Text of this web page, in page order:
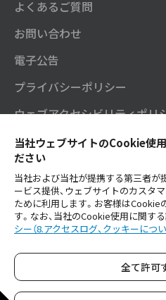
当社ウェブサイトのCookie使
ださい
当社および当社が提携する第三者が
ービス提供、ウェブサイトのカスタ
ために利用します。お客様はCookie
す。なお、当社のCookie使用に関す
シー（8.アクセスログ、クッキーについ
全て許可
よくあるご質問
お問い合わせ
電子公告
プライバシーポリシー
ウェブアクセシビリティポリ
セガサミーグループソーシャ
SNS公式アカウント
ご利用にあたり
セガサミーグルー
Copyright © SEGA SAMMY